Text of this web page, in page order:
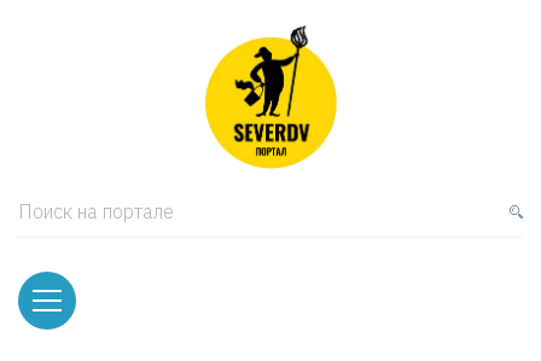
Поиск на портале
и тумбы